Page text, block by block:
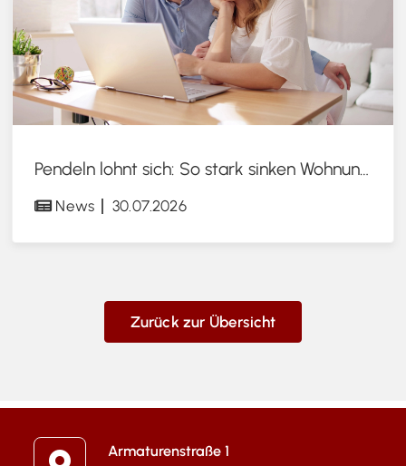
Pendeln lohnt sich: So stark sinken Wohnungspreise im Umland
News 30.07.2026
Zurück zur Übersicht
Armaturenstraße 1